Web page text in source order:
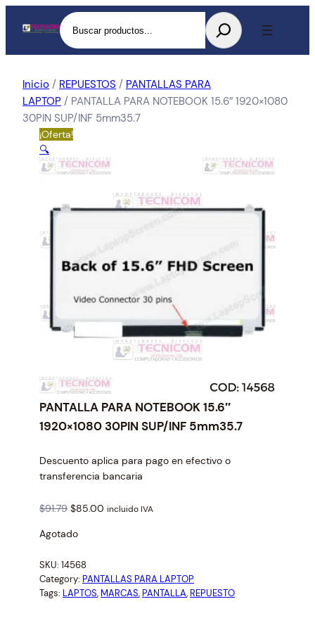
Buscar
Inicio / REPUESTOS / PANTALLAS PARA
LAPTOP / PANTALLA PARA NOTEBOOK 15.6″ 1920×1080
30PIN SUP/INF 5mm35.7
¡Oferta!
🔍
PANTALLA PARA NOTEBOOK 15.6″
1920×1080 30PIN SUP/INF 5mm35.7
Descuento aplica para pago en efectivo o
transferencia bancaria
$91.79 O
i
i
n
a
$85.00 C
n
t
incluido IVA
Agotado
SKU: 14568
Category: PANTALLAS PARA LAPTOP
Tags: LAPTOS, MARCAS, PANTALLA, REPUESTO